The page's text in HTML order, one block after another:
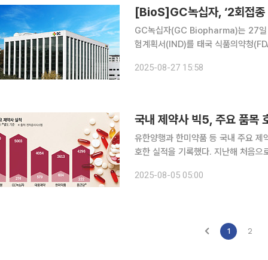
[BioS]GC녹십자, ‘2회접종
GC녹십자(GC Biopharma)는 27일
험계획서(IND)를 태국 식품의약청
세 이하의 건강한 소아 474명을 대상
2025-08-27 15:58
국내 제약사 빅5, 주요 품목
유한양행과 한미약품 등 국내 주요
호한 실적을 기록했다. 지난해 처음
갔다. 4일 제약업계에 따르면 유한
2025-08-05 05:00
1 2